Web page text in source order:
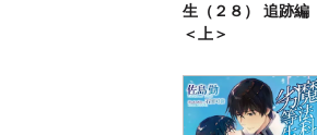
生（２８） 追跡編
＜上＞